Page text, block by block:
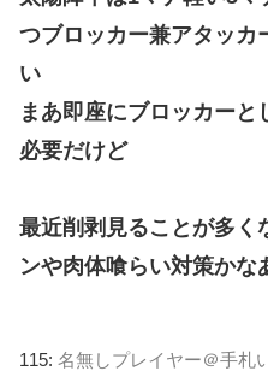
つブロッカー兼アタッカ
い
まあ即座にブロッカー
必要だけど
最近削剥見ることが多く
ンや肉体喰らい対策かな
115: 名無しプレイヤー＠手札